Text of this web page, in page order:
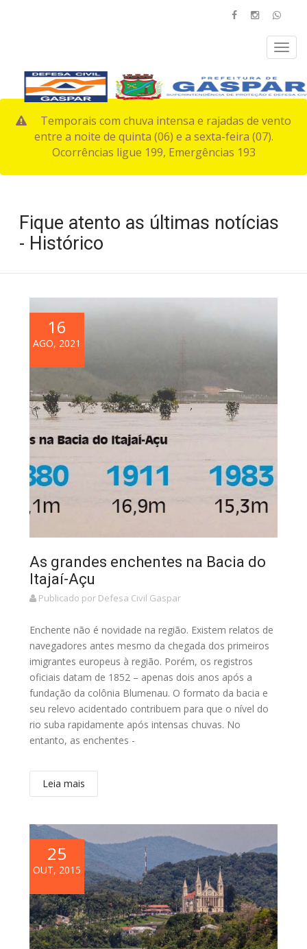
Temporais com chuva intensa e rajadas de vento
entre a noite de quinta (06) e a sexta-feira (07).
Ocorrências ligue 199, Emergências 193
Fique atento as últimas notícias
- Histórico
16
AGO, 2021
As grandes enchentes na Bacia do
Itajaí-Açu
Publicado por Defesa Civil Gaspar
Enchente não é novidade na região. Existem relatos de
navegadores antes mesmo da chegada dos primeiros
imigrantes europeus à região. Porém, os registros
oficiais datam de 1852 – apenas dois anos após a
fundação da colônia Blumenau. O formato da bacia e
seu relevo acidentado contribuem para que o nível do
rio suba rapidamente após intensas chuvas. No
entanto, as enchentes -
Leia mais
25
OUT, 2015